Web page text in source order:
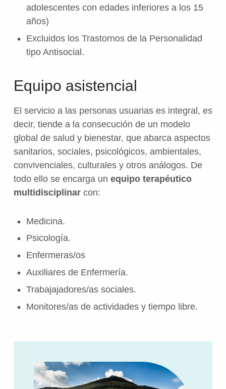
adolescentes con edades inferiores a los 15
años)
Excluidos los Trastornos de la Personalidad
tipo Antisocial.
Equipo asistencial
El servicio a las personas usuarias es integral, es
decir, tiende a la consecución de un modelo
global de salud y bienestar, que abarca aspectos
sanitarios, sociales, psicológicos, ambientales,
convivenciales, culturales y otros análogos. De
todo ello se encarga un equipo terapéutico
multidisciplinarcon:
Medicina.
Psicología.
Enfermeras/os
Auxiliares de Enfermería.
Trabajajadores/as sociales.
Monitores/as de actividades y tiempo libre.